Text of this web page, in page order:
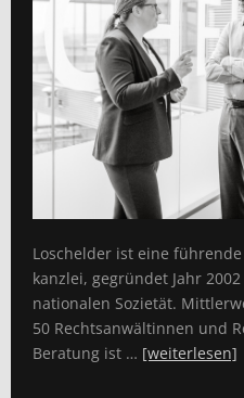
Loschelder ist eine
kanzlei, gegründet Jahr
nationalen Sozietät.
50 Rechts­anwältinnen und
Beratung ist … [weiterlesen]